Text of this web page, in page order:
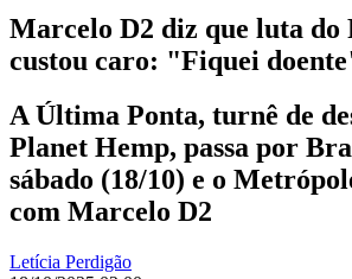
Marcelo D2 diz que luta do
custou caro: "Fiquei
A Última Ponta, turnê de
Planet Hemp, passa por
sábado (18/10) e o
com Marcelo D2
Letícia Perdigão